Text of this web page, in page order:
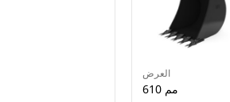
العرض
610 مم